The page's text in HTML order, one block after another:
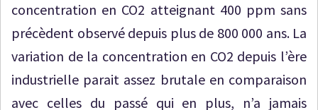
concentration en CO2 atteignant 400 ppm sans
précèdent observé depuis plus de 800 000 ans. La
variation de la concentration en CO2 depuis l’ère
industrielle parait assez brutale en comparaison
avec celles du passé qui en plus, n’a jamais